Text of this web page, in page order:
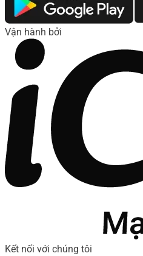
Vận hành bởi
Kết nối với chúng tôi